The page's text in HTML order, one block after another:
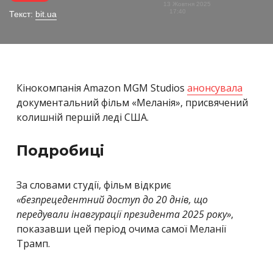
Текст: bit.ua
13 Жовтня 2025
17:40
Кінокомпанія Amazon MGM Studios анонсувала
документальний фільм «Меланія», присвячений
колишній першій леді США.
Подробиці
За словами студії, фільм відкриє
«безпрецедентний доступ до 20 днів, що
передували інавгурації президента 2025 року»,
показавши цей період очима самої Меланії
Трамп.